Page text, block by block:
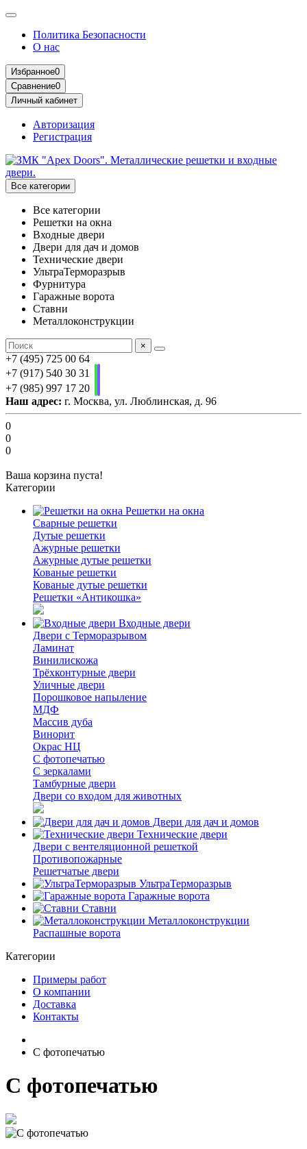
Политика Безопасности
О нас
Избранное0
Сравнение0
Личный кабинет
Авторизация
Регистрация
Все категории
Все категории
Решетки на окна
Входные двери
Двери для дач и домов
Технические двери
УльтраТерморазрыв
Фурнитура
Гаражные ворота
Ставни
Металлоконструкции
×
+7 (495) 725 00 64
+7 (917) 540 30 31
+7 (985) 997 17 20
Наш адрес: г. Москва, ул. Люблинская, д. 96
0
0
0
Ваша корзина пуста!
Категории
Решетки на окна
Сварные решетки
Дутые решетки
Ажурные решетки
Ажурные дутые решетки
Кованые решетки
Кованые дутые решетки
Решетки «Антикошка»
Входные двери
Двери с Терморазрывом
Ламинат
Винилискожа
Трёхконтурные двери
Уличные двери
Порошковое напыление
МДФ
Массив дуба
Винорит
Окрас НЦ
С фотопечатью
С зеркалами
Тамбурные двери
Двери со входом для животных
Двери для дач и домов
Технические двери
Двери с вентеляционной решеткой
Противопожарные
Решетчатые двери
УльтраТерморазрыв
Гаражные ворота
Ставни
Металлоконструкции
Распашные ворота
Категории
Примеры работ
О компании
Доставка
Контакты
С фотопечатью
С фотопечатью